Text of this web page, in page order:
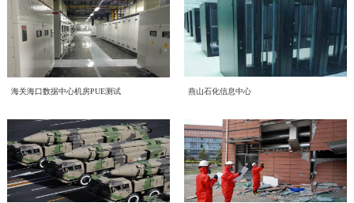
置，坚持守土有责、守土负责、守土尽责，牢牢管好、守好、用好各类网络阵
地。二、对标专项部署，明晰网络意识形态两大重点工作任务会议传达上级
2026 年度网络专项行动工作要求，结合中心运营管理实际，梳理当前网络意识
形态工作提升方向，明确两项核心工作抓手：（一）从严规范新媒体平台发布流
程，刚性落实 “三校三审” 机制新媒体是对外宣传、传递单位声音的重要载体，
内容导向容不得半点疏漏。将继续完善中心自有新媒体平台信息发布全流程管控
审” 制度：落实三级审核流程，每一级审核均留存书面或线上审核记录，做到全
程可追溯；2. 严把内容导向关口：所有对外发布图文、短视频、工作动态、宣传
材料，必须坚守正确政治方向、舆论导向、价值取向，重点核查政策表述、行业
宣传、对外口径，杜绝模糊表述、片面化表达、导向偏差内容上线；3. 常态化开
展平台自查自纠，定期梳理历史发布内容，及时清理过时、存在风险隐患的信
息，建立宣传内容负面清单，从源头防范舆情风险。（二）常态化开展党员专题
能降碳《守望未来》主题宣传片 以公共机构为切入点，讲述节能降碳背后的责
任与担当，传递"节约资源就是守护未来"的理念，展现公共机构在绿色转型中的
示范引领作用。二、立足"十五五"，践行全流程绿色理念在中国电子工程设计院
股份有限公司的引领下，我们立足“十五五”碳排放双控新要求，从设计、施工到
运维全流程践行绿色发展理念。 设计阶段，优先采用节能环保技术方案，从源
运维阶段，持续优化能源管理，以精细化运营实现长效减碳。三、从点滴做起，
纸，选择绿色出行让我们携手共建低碳企业，为美丽中国贡献力量！
备国际互认效力，严格遵循ISO 14064系列国际标准及国家温室气体审定核查相
关准则，评审标准严苛、涵盖范围全面，是衡量机构碳核查技术能力、公正性与
权威性的核心标杆，获得该项认可意味着机构出具的温室气体审定、核查结果可
获得全球多个国家和地区的认可，具备极强的公信力与法律效力。 评审过程
中，CNAS评审组通过资料审核、现场核查、体系核查等多维度、全流程严苛评
审，对中心温室气体量化核算、排放核查、数据溯源管理、质量管理体系等核心
管理程序以及严谨的技术服务流程，最终确认中心完全符合温室气体审定与核查
机构认可规范要求，准予获批相关认可资质。 作为深耕工程检测、评定与绿色
低碳技术服务领域的专业机构，中电投工程研究检测评定中心有限公司长期聚
焦“双碳”战略落地，深耕绿色低碳产业赛道，持续完善碳服务技术体系，组建专
业碳核查技术团队，深耕电子电气设备，工业机械，食品，土木工程，建材等多
公司中电投工程研究检测评定中心有限公司（以下简称“中电投检测中心”）承接
了国投健康产业投资有限公司（以下简称“国投健康”）质量、环境、职业健康安
全管理三体系建设项目。并于近日组织召开质量、环境、职业健康安全管理三体
系建设项目启动会。本次启动的三体系建设，严格对标 GB/T 19001-2016/ISO
9001:2015质量管理体系、GB/T 24001-2016/ISO 14001:2015环境管理体系、GB/T
45001-2020/ISO 45001:2018职业健康安全管理体系。结合标准条款和国投健康运
程工作安排，确保体系建设贴合企业实际经营情况，真正实现标准化落地、常态
化运行、长效化赋能。作为本次三体系建设工作的技术支撑单位，中电投检测中
心将持续推进国投健康三体系建设、运行、认证工作，以标准化管理赋能健康产
业高质量发展，助力国投健康全力打造管理规范、服务优质、安全可控、可持续
发展的长效管理机制。
CECS协会标准《电子工业化学品系统验收标准（送审稿）》
审查会顺利召开
近日，由中国电子工程设计院股份有限公司国家电子工程建筑及环境性能质量检
验检测中心主编的中国工程建设标准化协会标准《电子工业化学品系统验收标准
（送审稿）》（以下简称《标准》）审查会在北京召开。近年来，随着国内半导
体集成电路、平板显示等行业的快速发展，高纯化学品系统作为整个电子工程建
学品系统质量和验收细则的标准缺失，现行GB 50781、等标准多是从设计、建
造的角度，对电子工业气体系统进行技术规定，从质量控制角度目前的做法基本
是引用SEMI、ASTM等国外标准，一方面缺少技术一致性，另一方面制约了国
内相关产业的发展。本标准从立项开始，就得到了CECS 电子工程分会的大力支
持和行业的高度关注，组建了涵盖业主单位、设计院、施工单位、材料和设备供
应商、检测和技术服务机构等20多家参编单位的编制组。中国工程建设标准化协
中电投检测中心为工业建筑进行火灾后检测鉴定—全维度检
近期，我中心针对某电厂烟囱火灾事件完成全面检测鉴定工作。本次鉴定严格依
准》等国家标准，通过实体检测、温度场仿真、力学分析等多维度评估，明确烟
囱结构现状及后续处置方向，为电厂安全生产提供科学支撑。（1）全维度检测
覆盖 核心指标符合规范本次检测首先核查烟囱结构体系及平面布置，确认该钢
筋混凝土筒体整体布置与原设计图纸完全一致。地基基础未见不均匀沉降、滑移
或整体倾斜现象，后续仍需按规范持续开展沉降观测。外观质量检查显示，火灾
环境噪声检测，守护城市声环境质量
随着我国经济发展和城市化进程的加速，噪声污染已成为现代社会中一个日益突
出的环境问题。环境噪声检测作为治理噪声污染的重要环节，对提升环境的健康
及舒适度具有重要意义。 中电投工程研究检测评定中心有限公司（以下简称中
结构检测的智能化升级路径——智慧监测赋能工业装备
海关海口数据中心机房PUE测试 燕山石化信息中心